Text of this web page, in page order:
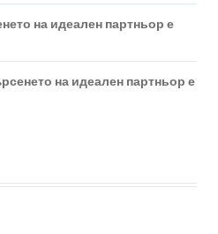
на идеален партньор е
на идеален партньор е